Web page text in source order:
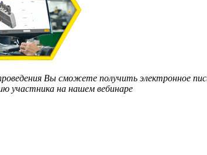
Вы сможете получить электронное
участника на нашем вебинаре